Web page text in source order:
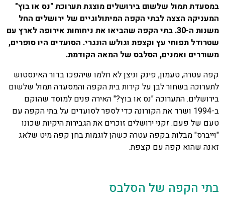
במסעדת תמול שלשום בירושלים מוצגת תערוכת "נס או בוץ"
המעניקה הצצה לבתי הקפה המיתולוגיים של ירושלים החל
משנות ה-30. בתי הקפה שהביאו את ניחוחות אירופה לארץ עם
שטרודל תפוחי עץ וקצפת וגולש הונגרי. הסועדים היו סופרים,
משוררים ואמנים, הסלבס של המאה הקודמת.
קפה עטרה, טעמון, פינק וניצן לא חלמו שיהפכו בדור האינסטוש
לתערוכה בשחור לבן על קירות בית הקפה והמסעדה תמול שלשום
בירושלים. התערוכה "נס או בוץ?" האירה פנים למוסד שהוקם
ב-1994 ושרד את הקורונה כדי לספר לסועדים על בתי הקפה עם
טעם של פעם. זקני ירושלים זוכרים את הגבירות היקיות שכונו
"וייברס" מבלות בקפה עטרה כשהן לוגמות בחן קפה מיט שלאג
זאנה שהוא קפה עם קצפת.
בתי הקפה של הסלבס